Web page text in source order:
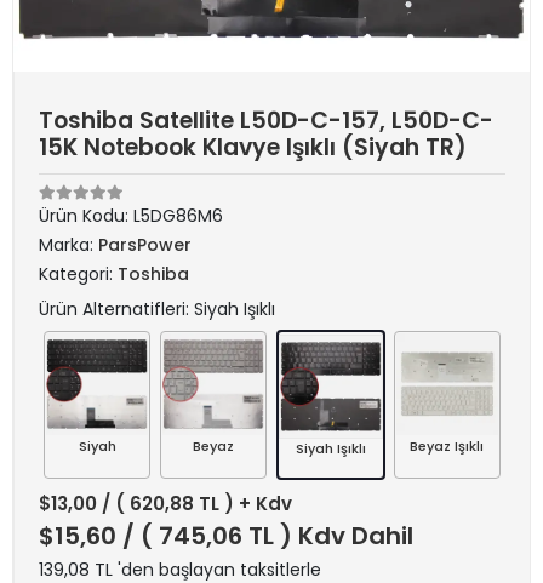
Toshiba Satellite L50D-C-157, L50D-C-
15K Notebook Klavye Işıklı (Siyah TR)
Ürün Kodu: L5DG86M6
Marka: ParsPower
Kategori: Toshiba
Ürün Alternatifleri: Siyah Işıklı
Siyah Beyaz Siyah Işıklı Beyaz Işıklı
$13,00 / ( 620,88 TL ) + Kdv
$15,60 / ( 745,06 TL ) Kdv Dahil
139,08 TL 'den başlayan taksitlerle